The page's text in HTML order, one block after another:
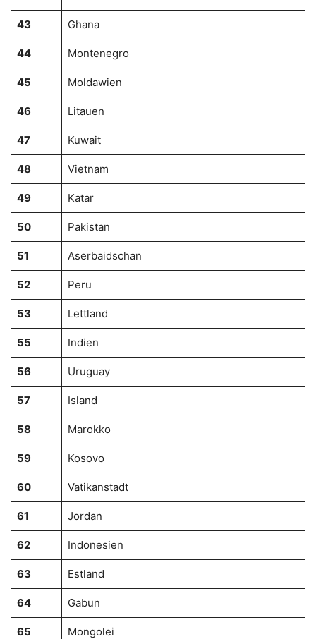
43 Ghana
44 Montenegro
45 Moldawien
46 Litauen
47 Kuwait
48 Vietnam
49 Katar
50 Pakistan
51 Aserbaidschan
52 Peru
53 Lettland
55 Indien
56 Uruguay
57 Island
58 Marokko
59 Kosovo
60 Vatikanstadt
61 Jordan
62 Indonesien
63 Estland
64 Gabun
65 Mongolei